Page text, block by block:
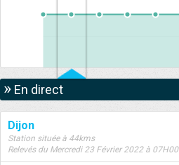
» En direct
Dijon
Station située à 44kms
Relevés du Mercredi 23 Février 2022 à 07H00